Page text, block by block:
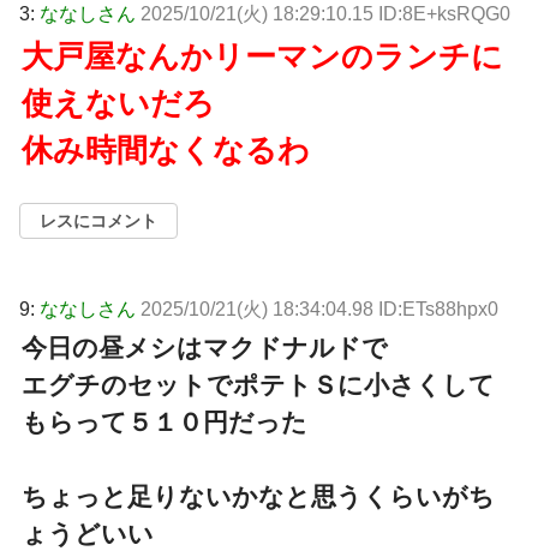
3: ななしさん 2025/10/21(火) 18:29:10.15 ID:8E+ksRQG0
大戸屋なんかリーマンのランチに
使えないだろ
休み時間なくなるわ
レスにコメント
9: ななしさん 2025/10/21(火) 18:34:04.98 ID:ETs88hpx0
今日の昼メシはマクドナルドで
エグチのセットでポテトＳに小さくして
もらって５１０円だった
ちょっと足りないかなと思うくらいがち
ょうどいい